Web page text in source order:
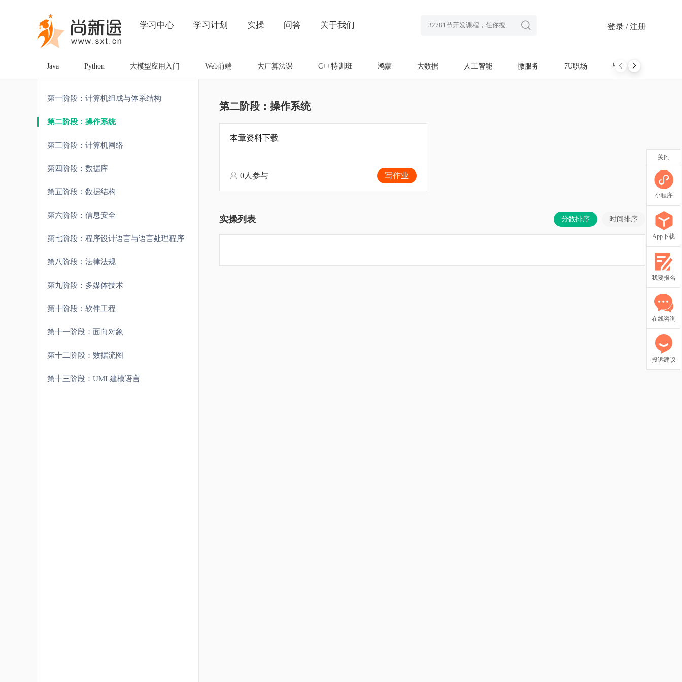
学习中心 学习计划 实操 问答 关于我们 登录 / 注册

Java Python 大模型应用入门 Web前端 大厂算法课 C++特训班 鸿蒙 大数据 人工智能 微服务 7U职场 毕设项目
第一阶段：计算机组成与体系结构
第二阶段：操作系统
第三阶段：计算机网络
第四阶段：数据库
第五阶段：数据结构
第六阶段：信息安全
第七阶段：程序设计语言与语言处理程序
第八阶段：法律法规
第九阶段：多媒体技术
第十阶段：软件工程
第十一阶段：面向对象
第十二阶段：数据流图
第十三阶段：UML建模语言
第二阶段：操作系统
本章资料下载
0人参与 写作业
实操列表 分数排序 时间排序
关闭
小程序
App下载
我要报名
在线咨询
投诉建议